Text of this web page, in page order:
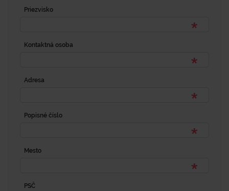
Priezvisko
Kontaktná osoba
Adresa
Popisné číslo
Mesto
PSČ